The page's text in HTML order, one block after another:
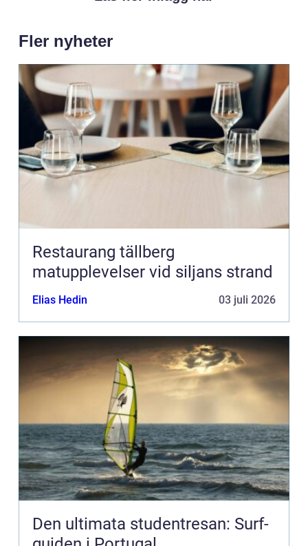
Fler nyheter
Restaurang tällberg
matupplevelser vid siljans strand
Elias Hedin 03 juli 2026
Den ultimata studentresan: Surf-